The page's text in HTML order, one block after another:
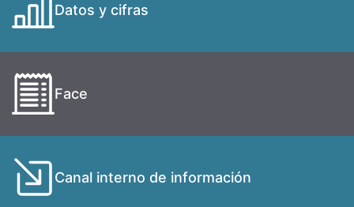
Datos y cifras
Face
Canal interno de información